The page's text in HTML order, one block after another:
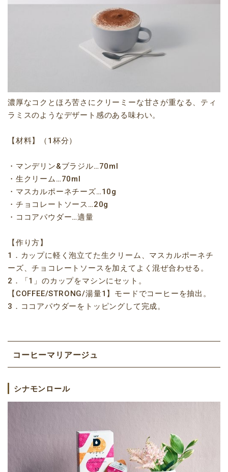
濃厚なコクとほろ苦さにクリーミーな甘さが重なる、ティ
ラミスのようなデザート感のある味わい。
【材料】（1杯分）
・マンデリン&ブラジル…70ml
・生クリーム…70ml
・マスカルポーネチーズ…10g
・チョコレートソース…20g
・ココアパウダー…適量
【作り方】
1．カップに軽く泡立てた生クリーム、マスカルポーネチ
ーズ、チョコレートソースを加えてよく混ぜ合わせる。
2．「1」のカップをマシンにセット。
【COFFEE/STRONG/湯量1】モードでコーヒーを抽出。
3．ココアパウダーをトッピングして完成。
コーヒーマリアージュ
シナモンロール